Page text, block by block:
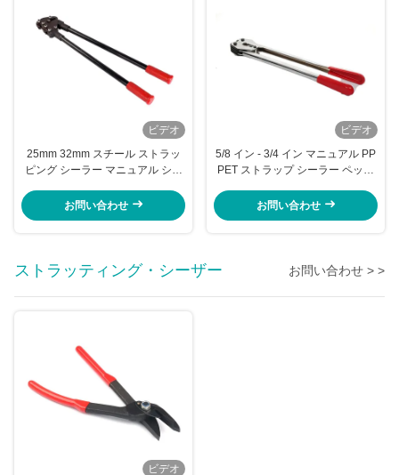
ビデオ
25mm 32mm スチール ストラッ
ピング シーラー マニュアル シン
ー ツール
お問い合わせ
ビデオ
5/8 イン - 3/4 イン マニュアル PP
PET ストラップ シーラー ペット
道具のタッチ
お問い合わせ
ストラッティング・シーザー お問い合わせ > >
ビデオ